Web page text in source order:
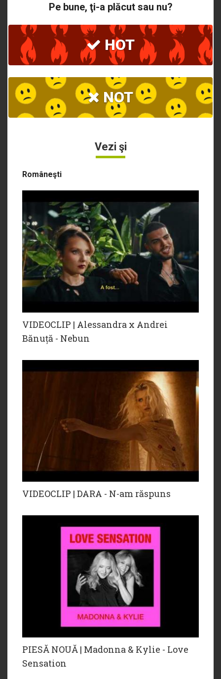
Pe bune, ţi-a plăcut sau nu?
HOT
NOT
Vezi şi
Româneşti
VIDEOCLIP | Alessandra x Andrei
Bănuță - Nebun
VIDEOCLIP | DARA - N-am răspuns
PIESĂ NOUĂ | Madonna & Kylie - Love
Sensation